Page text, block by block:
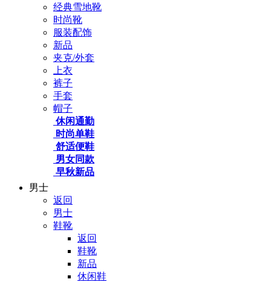
经典雪地靴
时尚靴
服装配饰
新品
夹克/外套
上衣
裤子
手套
帽子
休闲通勤
时尚单鞋
舒适便鞋
男女同款
早秋新品
男士
返回
男士
鞋靴
返回
鞋靴
新品
休闲鞋